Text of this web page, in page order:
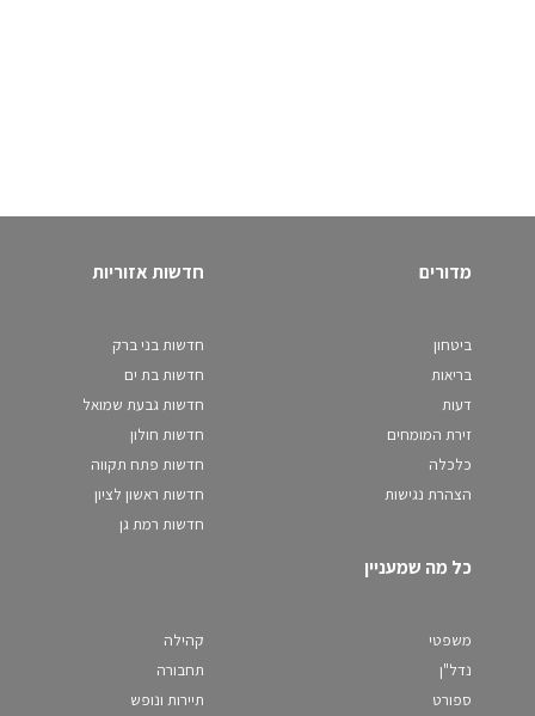
מדורים
ביטחון
בריאות
דעות
זירת המומחים
כלכלה
הצהרת נגישות
חדשות אזוריות
חדשות בני ברק
חדשות בת ים
חדשות גבעת שמואל
חדשות חולון
חדשות פתח תקווה
חדשות ראשון לציון
חדשות רמת גן
כל מה שמעניין
משפטי
נדל"ן
ספורט
קהילה
תחבורה
תיירות ונופש